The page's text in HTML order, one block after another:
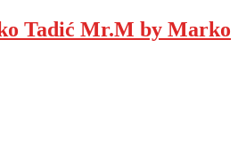
Mr.M by Marko